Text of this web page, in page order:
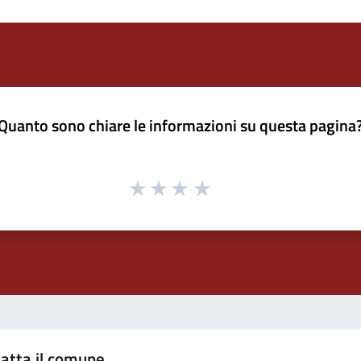
sono chiare le informazioni su questa